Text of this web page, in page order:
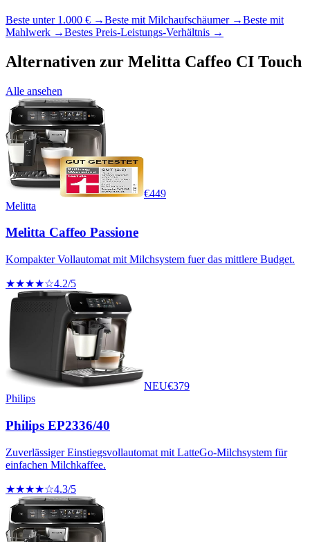
Beste unter 1.000 € →Beste mit Milchaufschäumer→Beste mit
Mahlwerk →Bestes Preis-Leistungs-Verhältnis →
Alternativen zur Melitta Caffeo CI Touch
Alle ansehen
€449
Melitta
Melitta Caffeo Passione
Kompakter Vollautomat mit Milchsystem fuer das mittlere Budget.
★★★★☆4.2/5
NEU€379
Philips
Philips EP2336/40
Zuverlässiger Einstiegsvollautomat mit LatteGo-Milchsystem für
einfachen Milchkaffee.
★★★★☆4.3/5